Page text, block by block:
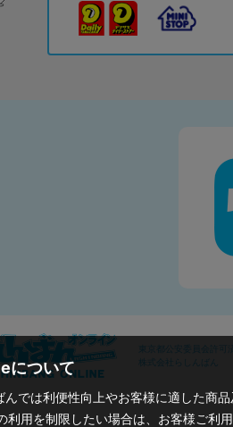
東京都公安委員会許
株式会社らしんばん
について
んでは利便性向上やお客様に適した商
利用を制限したい場合は、お客様ご利